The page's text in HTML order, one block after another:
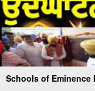
Schools of Eminence